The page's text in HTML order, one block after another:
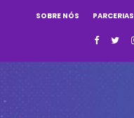
SOBRE NÓS PARCERIAS